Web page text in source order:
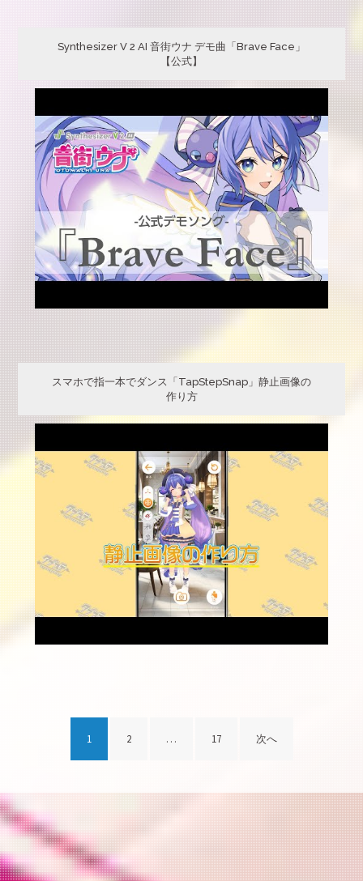
Synthesizer V 2 AI 音街ウナ デモ曲「Brave Face」
【公式】
スマホで指一本でダンス「TapStepSnap」静止画像の
作り方
ナ
ビ
1 2 … 17 次へ